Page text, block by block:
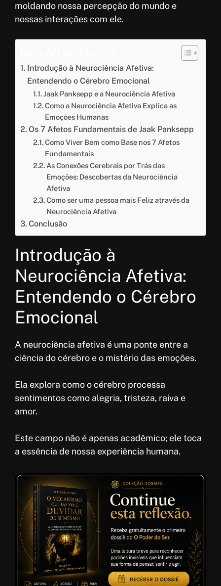
moldando nossa percepção do mundo e
nossas interações com ele.
Introdução à Neurociência Afetiva:
Entendendo o Cérebro Emocional
Jaak Panksepp e a Neurociência Afetiva
Como a Neurociência Afetiva Explica as
Emoções Humanas
Os 7 Afetos Fundamentais de Jaak Panksepp
Como Viver Bem como Base nos 7 Afetos
Fundamentais
As Conexões Cerebrais por Trás das
Emoções: Descobertas da Neurociência
Afetiva
Como ser uma pessoa mais Feliz através da
Neurociência Afetiva
Conclusão
Introdução à
Neurociência Afetiva:
Entendendo o Cérebro
Emocional
A neurociência afetiva é uma ponte entre a
ciência do cérebro e o mistério das emoções.
Ela explora como o cérebro processa
sentimentos como alegria, tristeza, raiva e
amor.
Este campo não é apenas acadêmico; ele toca
a essência de nossa experiência humana.